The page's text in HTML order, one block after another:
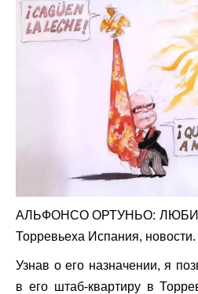
АЛЬФОНСО ОРТУНЬО:
Торревьеха Испания, новости.
Узнав о его назначении, я
в его штаб-квартиру в